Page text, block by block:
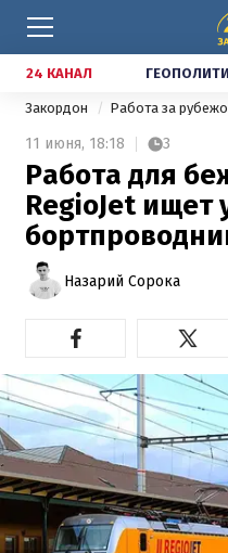
24 КАНАЛ
Закордон Работа за
11 июня, 18:18 3
Работа для
RegioJet
Назарий Сорока